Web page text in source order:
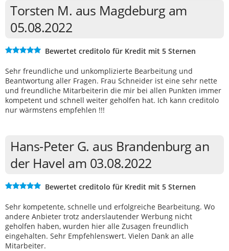
Torsten M. aus Magdeburg am
05.08.2022
Bewertet creditolo für Kredit mit 5 Sternen
Sehr freundliche und unkomplizierte Bearbeitung und
Beantwortung aller Fragen. Frau Schneider ist eine sehr nette
und freundliche Mitarbeiterin die mir bei allen Punkten immer
kompetent und schnell weiter geholfen hat. Ich kann creditolo
nur wärmstens empfehlen !!!
Hans-Peter G. aus Brandenburg an
der Havel am 03.08.2022
Bewertet creditolo für Kredit mit 5 Sternen
Sehr kompetente, schnelle und erfolgreiche Bearbeitung. Wo
andere Anbieter trotz anderslautender Werbung nicht
geholfen haben, wurden hier alle Zusagen freundlich
eingehalten. Sehr Empfehlenswert. Vielen Dank an alle
Mitarbeiter.